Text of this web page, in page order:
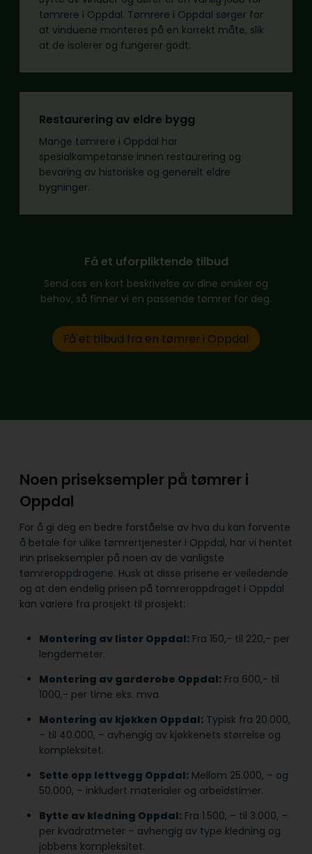
tømrere i Oppdal. Tømrere i Oppdal sørger for
at vinduene monteres på en korrekt måte, slik
at de isolerer og fungerer godt.
Restaurering av eldre bygg
Mange tømrere i Oppdal har
spesialkompetanse innen restaurering og
bevaring av historiske og generelt eldre
bygninger.
Få et uforpliktende tilbud
Send oss en kort beskrivelse av dine ønsker og
behov, så finner vi en passende tømrer for deg.
Få et tilbud fra en tømrer i Oppdal
Noen priseksempler på tømrer i
Oppdal
For å gi deg en bedre forståelse av hva du kan forvente
å betale for ulike tømrertjenester i Oppdal, har vi hentet
inn priseksempler på noen av de vanligste
tømreroppdragene. Husk at disse prisene er veiledende
og at den endelig prisen på tømreroppdraget i Oppdal
kan variere fra prosjekt til prosjekt:
Montering av lister Oppdal: Fra 150,- til 220,- per
lengdemeter.
Montering av garderobe Oppdal: Fra 600,- til
1000,- per time eks. mva.
Montering av kjøkken Oppdal: Typisk fra 20.000,
– til 40.000, – avhengig av kjøkkenets størrelse og
kompleksitet.
Sette opp lettvegg Oppdal: Mellom 25.000, – og
50.000, – inkludert materialer og arbeidstimer.
Bytte av kledning Oppdal: Fra 1.500, – til 3.000, –
per kvadratmeter – avhengig av type kledning og
jobbens kompleksitet.